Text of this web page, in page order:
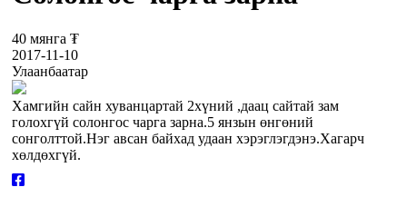
40 мянга ₮
2017-11-10
Улаанбаатар
Хамгийн сайн хуванцартай 2хүний ,даац сайтай зам
голохгүй солонгос чарга зарна.5 янзын өнгөний
сонголттой.Нэг авсан байхад удаан хэрэглэгдэнэ.Хагарч
хөлдөхгүй.